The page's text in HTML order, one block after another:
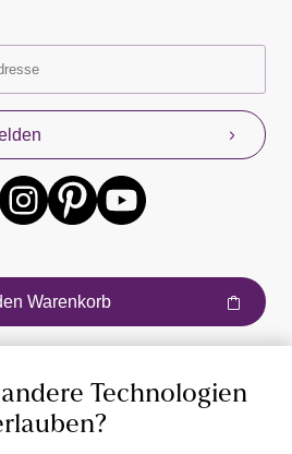
Warenkorb
Technologien